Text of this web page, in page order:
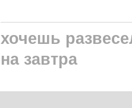
хочешь
на завтра